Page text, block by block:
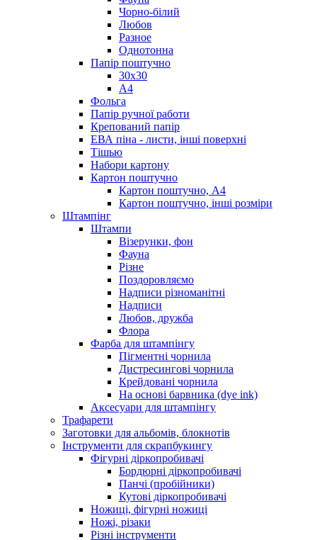
Чорно-білий
Любов
Разное
Однотонна
Папір поштучно
30х30
А4
Фольга
Папір ручної работи
Крепований папір
ЕВА піна - листи, інші поверхні
Тішью
Набори картону
Картон поштучно
Картон поштучно, А4
Картон поштучно, інші розміри
Штампінг
Штампи
Візерунки, фон
Фауна
Різне
Поздоровляємо
Надписи різноманітні
Надписи
Любов, дружба
Флора
Фарба для штампінгу
Пігментні чорнила
Дистресингові чорнила
Крейдовані чорнила
На основі барвника (dye ink)
Аксесуари для штампінгу
Трафарети
Заготовки для альбомів, блокнотів
Інструменти для скрапбукингу
Фігурні діркопробивачі
Бордюрні діркопробивачі
Панчі (пробійники)
Кутові діркопробивачі
Ножиці, фігурні ножиці
Ножі, різаки
Різні інструменти